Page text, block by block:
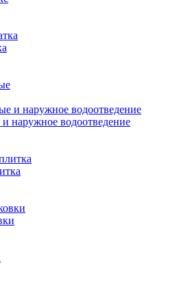
наружное водоотведение